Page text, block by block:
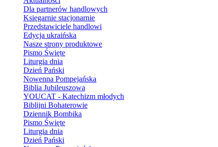
Dla partnerów handlowych
Księgarnie stacjonarnie
Przedstawiciele handlowi
Edycja ukraińska
Nasze strony produktowe
Pismo Święte
Liturgia dnia
Dzień Pański
Nowenna Pompejańska
Biblia Jubileuszowa
YOUCAT - Katechizm młodych
Biblijni Bohaterowie
Dziennik Bombika
Pismo Święte
Liturgia dnia
Dzień Pański